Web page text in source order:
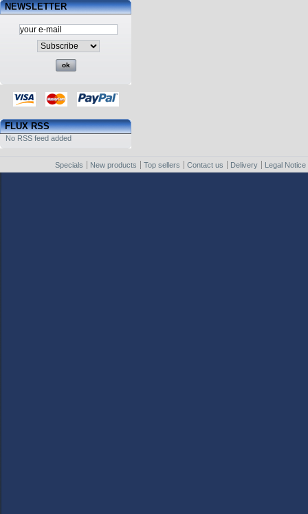
NEWSLETTER
FLUX RSS
No RSS feed added
Specials New products Top sellers Contact us Delivery Legal Notice